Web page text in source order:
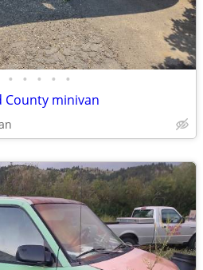
• • • • •
County minivan